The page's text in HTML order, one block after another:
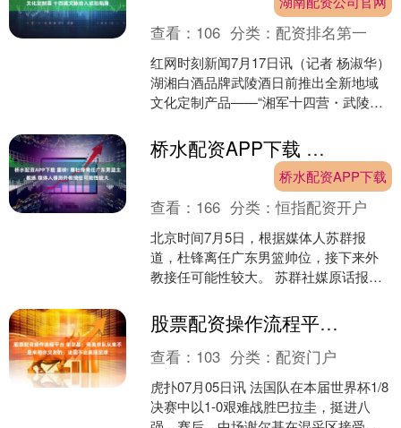
查看： 106 分类：配资排名第一
红网时刻新闻7月17日讯（记者 杨淑华）
湖湘白酒品牌武陵酒日前推出全新地域
文化定制产品——“湘军十四营・武陵酒
市的历史文脉为....
桥水配资APP下载 重磅! 曝杜锋离任广东男篮主教练 媒体人猜测外教接任可能性较大
桥水配资APP下载
查看： 166 分类：恒指配资开户
北京时间7月5日，根据媒体人苏群报
道，杜锋离任广东男篮帅位，接下来外
教接任可能性较大。 苏群社媒原话报
广东宏远队主教练，接下来....股票配资操作流程平台 谢尔基：南美球队从来不是来和你交友的；法国不止美丽足球
查看： 103 分类：配资门户
虎扑07月05日讯 法国队在本届世界杯1/8
决赛中以1-0艰难战胜巴拉圭，挺进八